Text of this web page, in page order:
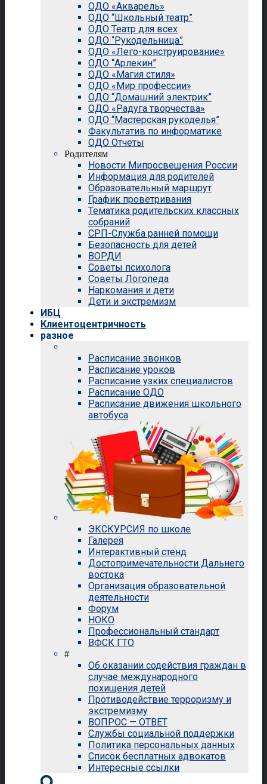
ОДО «Акварель»
ОДО “Школьный театр”
ОДО Театр для всех
ОДО “Рукодельница”
ОДО «Лего-конструирование»
ОДО “Арлекин”
ОДО «Магия стиля»
ОДО «Мир профессии»
ОДО “Домашний электрик”
ОДО «Радуга творчества»
ОДО “Мастерская рукоделья”
Факультатив по информатике
ОДО Отчеты
Родителям
Новости Мипросвещения России
Информация для родителей
Образовательный маршрут
График проветривания
Тематика родительских классных
собраний
СРП-Служба ранней помощи
Безопасность для детей
ВОРДИ
Советы психолога
Советы Логопеда
Наркомания и дети
Дети и экстремизм
ИБЦ
Клиентоцентричность
разное
Расписание звонков
Расписание уроков
Расписание узких специалистов
Расписание ОДО
Расписание движения школьного
автобуса
ЭКСКУРСИЯ по школе
Галерея
Интерактивный стенд
Достопримечательности Дальнего
востока
Организация образовательной
деятельности
Форум
НОКО
Профессиональный стандарт
ВФСК ГТО
#
Об оказании содействия граждан в
случае международного
похищения детей
Противодействие терроризму и
экстремизму
ВОПРОС — ОТВЕТ
Службы социальной поддержки
Политика персональных данных
Список бесплатных адвокатов
Интересные ссылки